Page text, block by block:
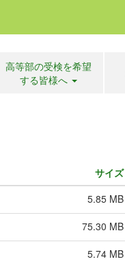
高等部の受検を希望
する皆様へ
サイズ
5.85 MB
75.30 MB
5.74 MB